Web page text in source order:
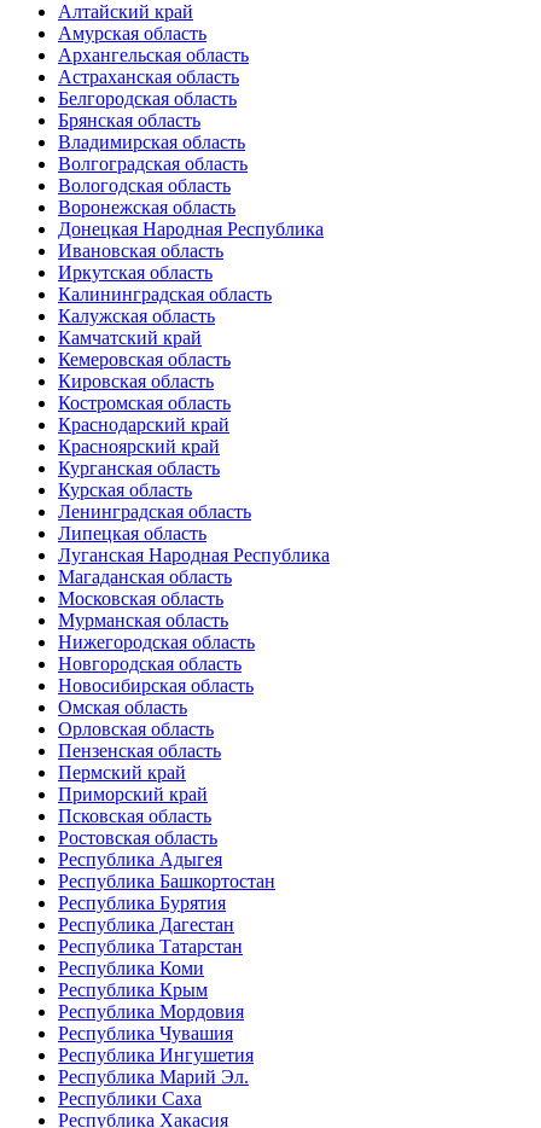
Алтайский край
Амурская область
Архангельская область
Астраханская область
Белгородская область
Брянская область
Владимирская область
Волгоградская область
Вологодская область
Воронежская область
Донецкая Народная Республика
Ивановская область
Иркутская область
Калининградская область
Калужская область
Камчатский край
Кемеровская область
Кировская область
Костромская область
Краснодарский край
Красноярский край
Курганская область
Курская область
Ленинградская область
Липецкая область
Луганская Народная Республика
Магаданская область
Московская область
Мурманская область
Нижегородская область
Новгородская область
Новосибирская область
Омская область
Орловская область
Пензенская область
Пермский край
Приморский край
Псковская область
Ростовская область
Республика Адыгея
Республика Башкортостан
Республика Бурятия
Республика Дагестан
Республика Татарстан
Республика Коми
Республика Крым
Республика Мордовия
Республика Чувашия
Республика Ингушетия
Республика Марий Эл.
Республики Саха
Республика Хакасия